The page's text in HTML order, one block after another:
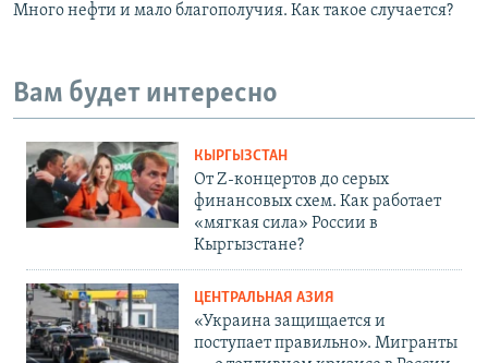
Много нефти и мало благополучия. Как такое случается?
Вам будет интересно
КЫРГЫЗСТАН
От Z-концертов до серых
финансовых схем. Как работает
«мягкая сила» России в
Кыргызстане?
ЦЕНТРАЛЬНАЯ АЗИЯ
«Украина защищается и
поступает правильно». Мигранты